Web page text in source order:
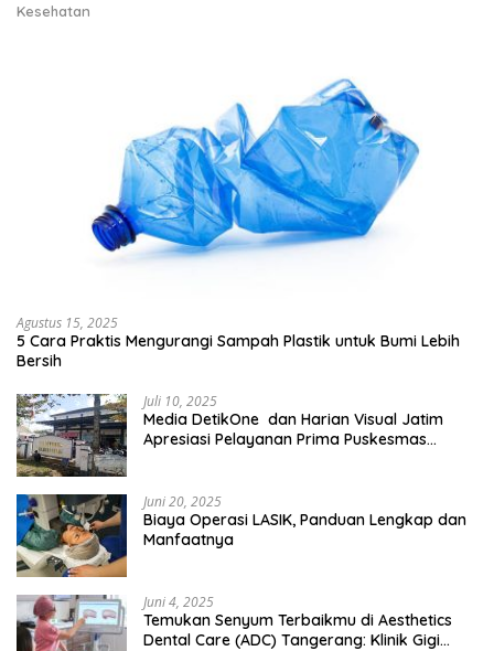
Kesehatan
Agustus 15, 2025
5 Cara Praktis Mengurangi Sampah Plastik untuk Bumi Lebih
Bersih
Juli 10, 2025
Media DetikOne dan Harian Visual Jatim
Apresiasi Pelayanan Prima Puskesmas
Juni 20, 2025
Biaya Operasi LASIK, Panduan Lengkap dan
Manfaatnya
Juni 4, 2025
Temukan Senyum Terbaikmu di Aesthetics
Dental Care (ADC) Tangerang: Klinik Gigi